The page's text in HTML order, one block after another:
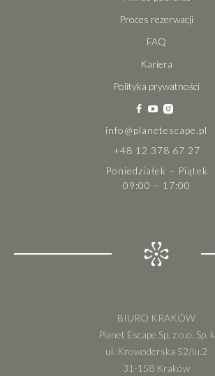
Proces rezerwacji
FAQ
Kariera
Polityka prywatności
info@planetescape.pl
+48 12 378 67 27
Poniedziałek – Piątek
09:00 – 17:00
BIURO KRAKÓW
Planet Escape Sp. z o.o. Sp. k
ul. Krowoderska 52/lu.2
31-158 Kraków